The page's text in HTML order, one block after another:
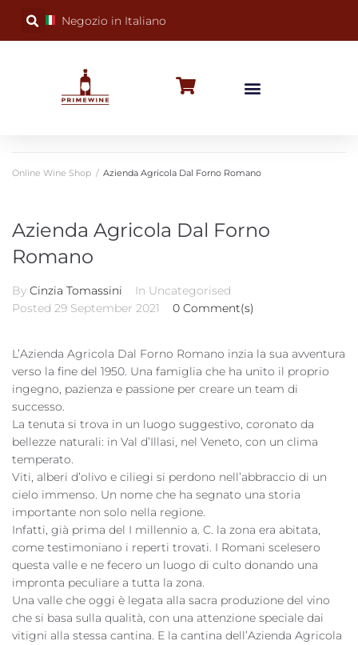
Negozio in Italiano
Online Wine Shop / Azienda Agricola Dal Forno Romano
Azienda Agricola Dal Forno
Romano
By Cinzia Tomassini
In Uncategorised
Posted 29 September 2021 0 Comment(s)
L’Azienda Agricola Dal Forno Romano inzia la sua avventura
verso la fine del 1950. Una famiglia che ha unito il proprio
ingegno, pazienza e passione per creare un team di
successo.
La tenuta si trova in un luogo suggestivo, coronato da
bellezze naturali: in Val d’Illasi, nel Veneto, con un clima
temperato.
Viti, alberi d’olivo e ciliegi si perdono nell’abbraccio di un
cielo immenso. Un nome che ha segnato una storia
importante non solo nella regione.
Infatti, già prima del I millennio a. C. la zona era abitata,
come testimoniano i reperti trovati. I Romani scelesero
questa valle e ne fecero un luogo di culto donando una
impronta peculiare a tutta la zona.
Una valle che oggi è legata alla sacra produzione del vino
che si basa sulla qualità, con una attenzione speciale dai
vitigni alla stessa cantina. E la cantina dell’Azienda Agricola